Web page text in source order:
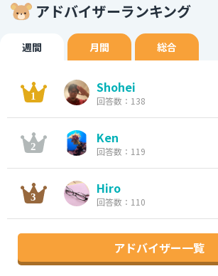
アドバイザーランキング
週間 月間 総合
Shohei
回答数：138
Ken
回答数：119
Hiro
回答数：110
アドバイザー一覧